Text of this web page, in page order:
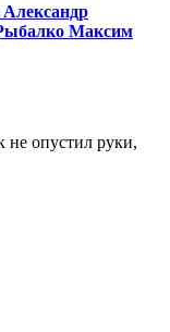
Максим
не опустил руки,